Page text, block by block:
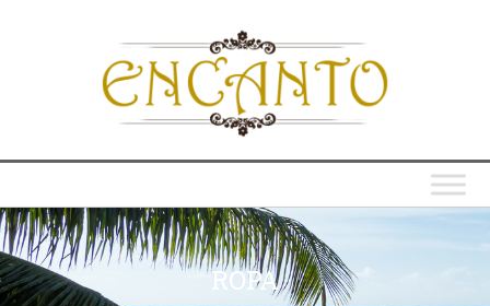
ROPA